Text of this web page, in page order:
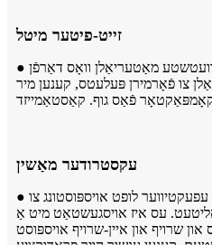
זייט-פיטער מיטל
● אויב איר האָט עטלעכע צעקוועטשטע מאַטעריאַלן וואָס דאַרפֿן
צו פֿאָרמירן פּעלעטס, קענען מיר
עקסטרודער מאַשין
● איין-שרויף עקסטרודער מיט עפעקטיווער לופט אויספּוסטונג צו
עס איז אויסגעשטאַט מיט אַ
שרויף און איין-שרויף אויספּוסט